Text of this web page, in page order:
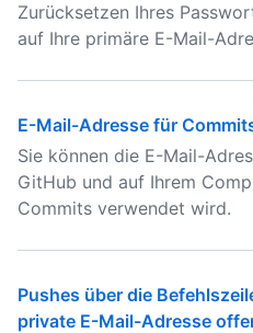
Zurücksetzen Ihres
auf Ihre primäre E-Mail-
E-Mail-Adresse für
Sie können die E-Mail-
GitHub und auf Ihrem
Commits verwendet wird.
Pushes über die
private E-Mail-Adresse